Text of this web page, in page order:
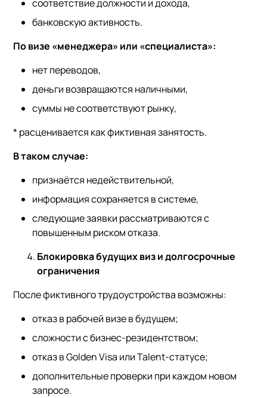
соответствие должности и дохода,
банковскую активность.
По визе «менеджера» или «специалиста»:
нет переводов,
деньги возвращаются наличными,
суммы не соответствуют рынку,
* расценивается как фиктивная занятость.
В таком случае:
признаётся недействительной,
информация сохраняется в системе,
следующие заявки рассматриваются с
повышенным риском отказа.
Блокировка будущих виз и долгосрочные
ограничения
После фиктивного трудоустройства возможны:
отказ в рабочей визе в будущем;
сложности с бизнес-резидентством;
отказ в Golden Visa или Talent-статусе;
дополнительные проверки при каждом новом
запросе.